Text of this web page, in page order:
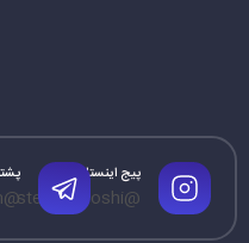
پیج اینستاگرام
@steamforoshi
@mrtelegram